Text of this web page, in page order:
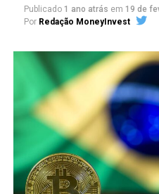
Publicado 1 ano atrás em 19 de
Por Redação MoneyInvest